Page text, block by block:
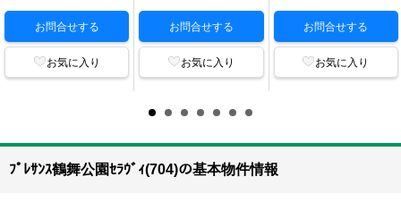
お問合せする
お気に入り
お問合せする
お気に入り
お問合せする
お気に入り
ﾌﾟﾚｻﾝｽ鶴舞公園ｾﾗｳﾞｨ(704)の基本物件情報